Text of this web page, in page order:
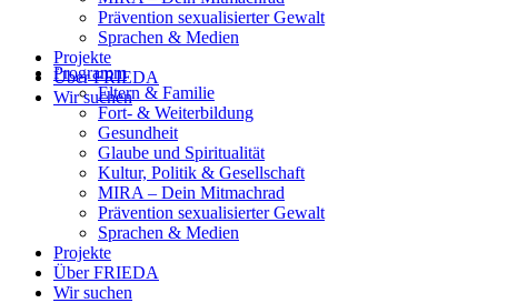
Prävention sexualisierter Gewalt
Sprachen & Medien
Projekte
Über FRIEDA
Wir suchen
Programm
Eltern & Familie
Fort- & Weiterbildung
Gesundheit
Glaube und Spiritualität
Kultur, Politik & Gesellschaft
MIRA – Dein Mitmachrad
Prävention sexualisierter Gewalt
Sprachen & Medien
Projekte
Über FRIEDA
Wir suchen